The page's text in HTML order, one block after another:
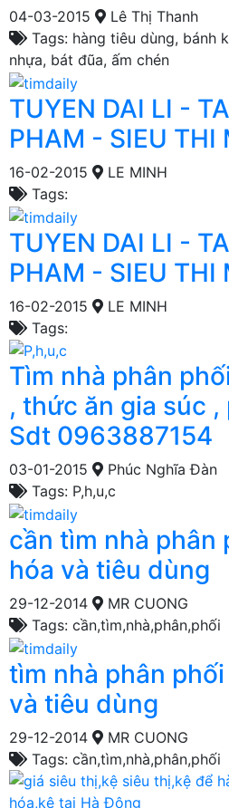
04-03-2015
Lê Thị Thanh
Tags: hàng tiêu dùng, bánh
nhựa, bát đũa, ấm chén
TUYEN DAI LI -
PHAM - SIEU THI
16-02-2015
LE MINH
Tags:
TUYEN DAI LI -
PHAM - SIEU THI
16-02-2015
LE MINH
Tags:
Tìm nhà phân
, thức ăn gia súc ,
Sdt 0963887154
03-01-2015
Phúc Nghĩa Đàn
Tags: P,h,u,c
cần tìm nhà phân
hóa và tiêu dùng
29-12-2014
MR CUONG
Tags: cần,tìm,nhà,phân,phối
tìm nhà phân
và tiêu dùng
29-12-2014
MR CUONG
Tags: cần,tìm,nhà,phân,phối